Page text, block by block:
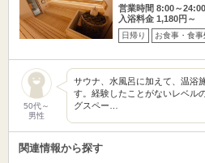
営業時間 8:00～24:00
入浴料金 1,180円～
日帰り お食事・食事
50代～
男性
サウナ、水風呂に加えて、温浴
す。経験したことがないレベル
グスペー…
関連情報から探す